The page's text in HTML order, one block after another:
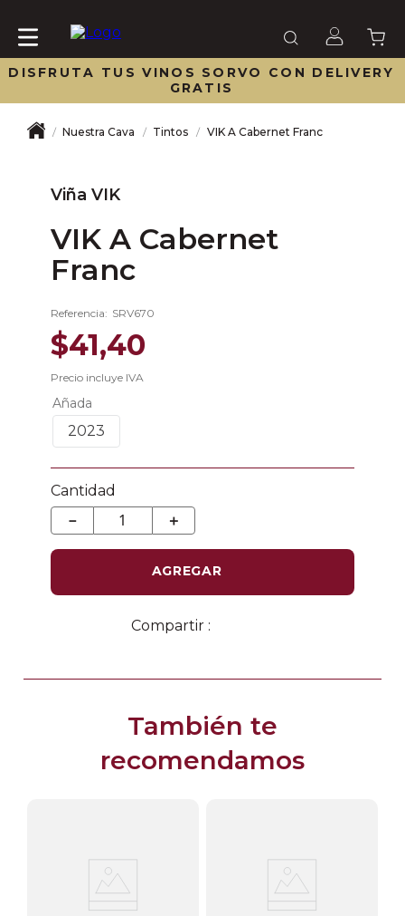
DISFRUTA TUS VINOS SORVO CON DELIVERY
GRATIS
Nuestra Cava Tintos VIK A Cabernet Franc
Viña VIK
VIK A Cabernet
Franc
Referencia: SRV670
$41,40
Precio incluye IVA
Añada
2023
Cantidad
＋
－
AGREGAR
También te
recomendamos